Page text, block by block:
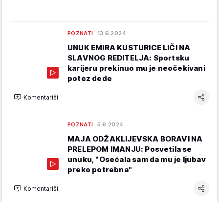
POZNATI 13.6.2024.
UNUK EMIRA KUSTURICE LIČI NA
SLAVNOG REDITELJA: Sportsku
karijeru prekinuo mu je neočekivani
potez dede
Komentariši
POZNATI 5.6.2024.
MAJA ODŽAKLIJEVSKA BORAVI NA
PRELEPOM IMANJU: Posvetila se
unuku, "Osećala sam da mu je ljubav
preko potrebna"
Komentariši